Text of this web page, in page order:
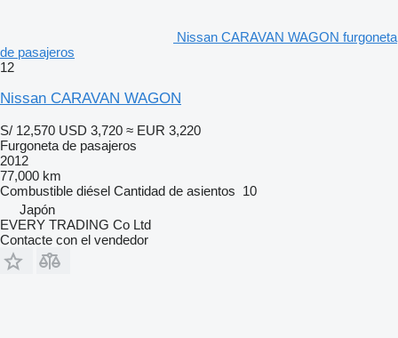
Nissan CARAVAN WAGON furgoneta
de pasajeros
12
Nissan CARAVAN WAGON
S/ 12,570 USD 3,720 ≈ EUR 3,220
Furgoneta de pasajeros
2012
77,000 km
Combustible diésel Cantidad de asientos 10
Japón
EVERY TRADING Co Ltd
Contacte con el vendedor